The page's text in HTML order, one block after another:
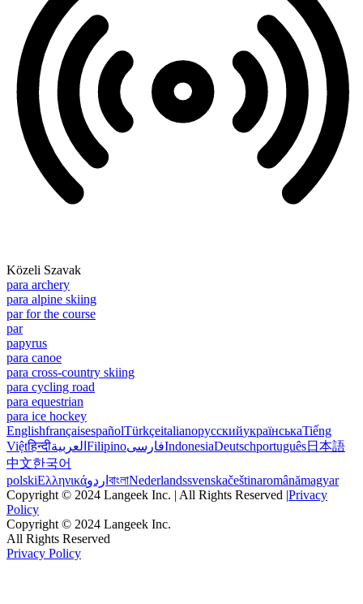
Közeli Szavak
para archery
para alpine skiing
par for the course
par
papyrus
para canoe
para cross-country skiing
para cycling road
para equestrian
para ice hockey
EnglishfrançaisespañolTürkçeitalianoрусскийукраїнськаTiếng
Việtहिन्दीالعربية FilipinoفارسیIndonesiaDeutschportuguês日本語
中文한국어
polskiΕλληνικάاردو বাংলাNederlandssvenskačeštinaromânămagyar
Copyright © 2024 Langeek Inc. | All Rights Reserved |Privacy
Policy
Copyright © 2024 Langeek Inc.
All Rights Reserved
Privacy Policy